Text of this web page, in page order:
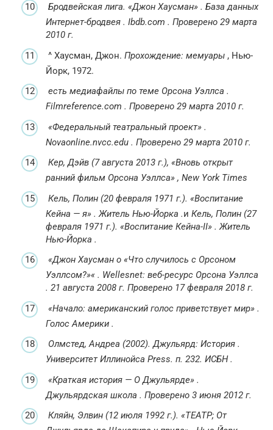
Бродвейская лига. «Джон Хаусман» . База данных
Интернет-бродвея . Ibdb.com . Проверено 29 марта
2010 г.
^ Хаусман, Джон. Прохождение: мемуары , Нью-
Йорк, 1972.
есть медиафайлы по теме Орсона Уэллса .
Filmreference.com . Проверено 29 марта 2010 г.
«Федеральный театральный проект» .
Novaonline.nvcc.edu . Проверено 29 марта 2010 г.
Кер, Дэйв (7 августа 2013 г.), «Вновь открыт
ранний фильм Орсона Уэллса» , New York Times
Кель, Полин (20 февраля 1971 г.). «Воспитание
Кейна — я» .Житель Нью-Йорка .и Кель, Полин (27
февраля 1971 г.). «Воспитание Кейна-II» .Житель
Нью-Йорка .
«Джон Хаусман о «Что случилось с Орсоном
Уэллсом?»« . Wellesnet: веб-ресурс Орсона Уэллса
. 21 августа 2008 г. Проверено 17 февраля 2018 г.
«Начало: американский голос приветствует мир» .
Голос Америки .
Олмстед, Андреа (2002).Джульярд: История .
Университет Иллинойса Press. п. 232. ИСБН .
«Краткая история — О Джульярде» .
Джульярдская школа . Проверено 3 июня 2012 г.
Кляйн, Элвин (12 июля 1992 г.). «ТЕАТР; От